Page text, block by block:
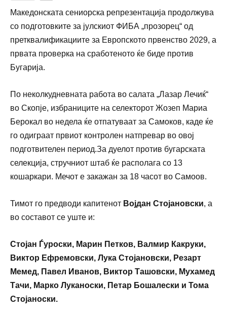
Македонската сениорска репрезентација продолжува
со подготовките за јулскиот ФИБА „прозорец“ од
претквалификациите за Европското првенство 2029, а
првата проверка на сработеното ќе биде против
Бугарија.
По неколкудневната работа во салата „Лазар Лечиќ“
во Скопје, избраниците на селекторот Жозеп Мариа
Берокал во недела ќе отпатуваат за Самоков, каде ќе
го одиграат првиот контролен натпревар во овој
подготвителен период.За дуелот против бугарската
селекција, стручниот штаб ќе располага со 13
кошаркари. Мечот е закажан за 18 часот во Самоов.
Тимот го предводи капитенот Војдан Стојановски, а
во составот се уште и:
Стојан Ѓуроски, Марин Петков, Валмир Какруки,
Виктор Ефремовски, Лука Стојановски, Резарт
Мемед, Павел Иванов, Виктор Ташовски, Мухамед
Тачи, Марко Луканоски, Петар Бошалески и Тома
Стојаноски.